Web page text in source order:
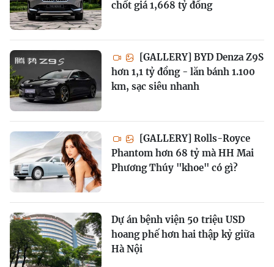
chốt giá 1,668 tỷ đồng
[GALLERY] BYD Denza Z9S
hơn 1,1 tỷ đồng - lăn bánh 1.100
km, sạc siêu nhanh
[GALLERY] Rolls-Royce
Phantom hơn 68 tỷ mà HH Mai
Phương Thúy "khoe" có gì?
Dự án bệnh viện 50 triệu USD
hoang phế hơn hai thập kỷ giữa
Hà Nội